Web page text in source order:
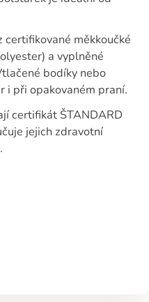
měkkoučké
a vyplněné
bodíky nebo
i při opakovaném praní.
certifikát ŠTANDARD
jejich zdravotní